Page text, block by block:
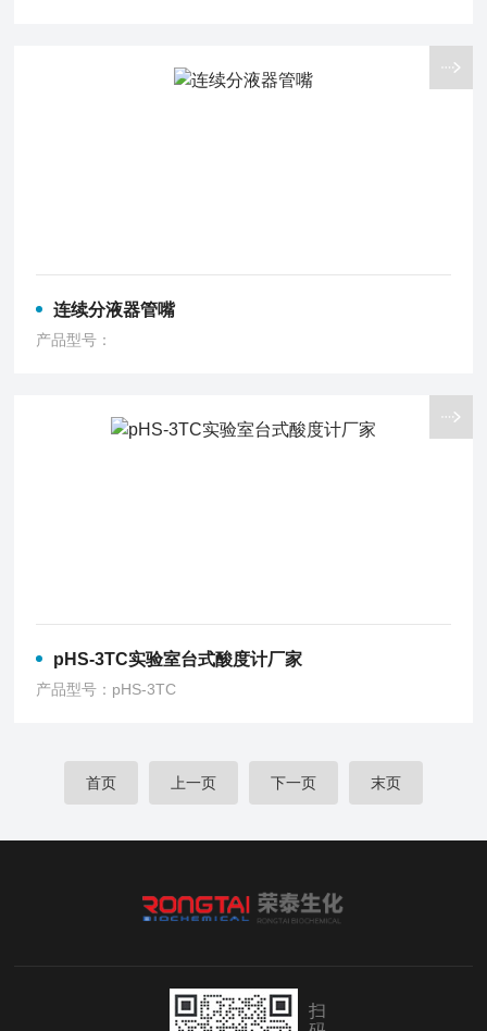
连续分液器管嘴
产品型号：
pHS-3TC实验室台式酸度计厂家
产品型号：pHS-3TC
首页 上一页 下一页 末页
扫